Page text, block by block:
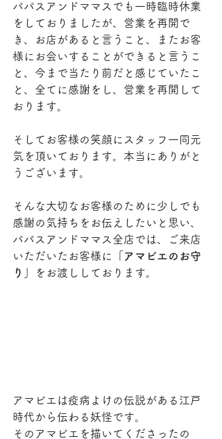
パパスアンドママスでも一時臨時休業
をしておりましたが、営業を再開で
き、お店があると言うこと、またお客
様にお会いすることができると言うこ
と、今まで当たり前だと感じていたこ
と、全てに感謝をし、営業を再開して
おります。
そしてお客様の笑顔にスタッフ一同元
気を頂いております。本当にありがと
うございます。
そんな大切なお客様のために少しでも
感謝の気持ちをお伝えしたいと思い、
パパスアンドママス全店では、ご来店
いただいたお客様に
「アマビエのお守
り」
をお渡ししております。
アマビエは疫病よけの伝説がある江戸
時代から伝わる妖怪です。
そのアマビエを描いてくださったの